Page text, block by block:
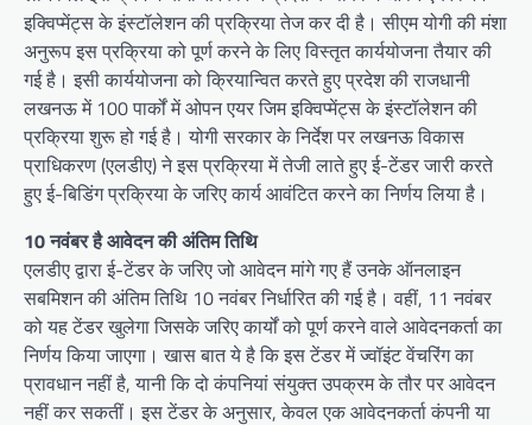
इक्विप्मेंट्स के इंस्टॉलेशन की प्रक्रिया तेज कर दी है। सीएम योगी की मंशा
अनुरूप इस प्रक्रिया को पूर्ण करने के लिए विस्तृत कार्ययोजना तैयार की
गई है। इसी कार्ययोजना को क्रियान्वित करते हुए प्रदेश की राजधानी
लखनऊ में 100 पार्कों में ओपन एयर जिम इक्विप्मेंट्स के इंस्टॉलेशन की
प्रक्रिया शुरू हो गई है। योगी सरकार के निर्देश पर लखनऊ विकास
प्राधिकरण (एलडीए) ने इस प्रक्रिया में तेजी लाते हुए ई-टेंडर जारी करते
हुए ई-बिडिंग प्रक्रिया के जरिए कार्य आवंटित करने का निर्णय लिया है।
10 नवंबर है आवेदन की अंतिम तिथि
एलडीए द्वारा ई-टेंडर के जरिए जो आवेदन मांगे गए हैं उनके ऑनलाइन
सबमिशन की अंतिम तिथि 10 नवंबर निर्धारित की गई है। वहीं, 11 नवंबर
को यह टेंडर खुलेगा जिसके जरिए कार्यों को पूर्ण करने वाले आवेदनकर्ता का
निर्णय किया जाएगा। खास बात ये है कि इस टेंडर में ज्वॉइंट वेंचरिंग का
प्रावधान नहीं है, यानी कि दो कंपनियां संयुक्त उपक्रम के तौर पर आवेदन
नहीं कर सकतीं। इस टेंडर के अनुसार, केवल एक आवेदनकर्ता कंपनी या